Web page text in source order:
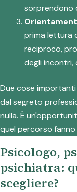
sorprendono
prima lettura
reciproco,
degli
Due cose
dal segreto
nulla. È
quel percorso
Psicologo,
psichiatra:
scegliere?